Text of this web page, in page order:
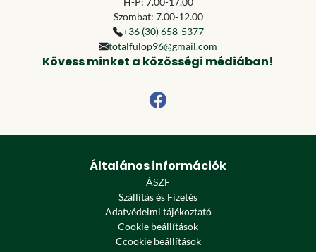
Szombat: 7.00-12.00
+36 (30) 658-5377
totalfulop96@gmail.com
Kövess minket a közösségi médiában!
Általános információk
ÁSZF
Szállítás és Fizetés
Adatvédelmi tájékoztató
Cookie beállítások
Ccookie beállítások